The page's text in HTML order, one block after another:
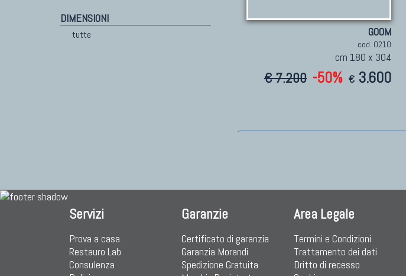
DIMENSIONI
tutte GOOM
cod. 0210
cm 180 x 304
€ 7.200 -50% € 3.600
Servizi
Prova a casa
Restauro Lab
Consulenza
Garanzie
Certificato di garanzia
Garanzia Morandi
Spedizione Gratuita
Area Legale
Termini e Condizioni
Trattamento dei dati
Dritto di recesso